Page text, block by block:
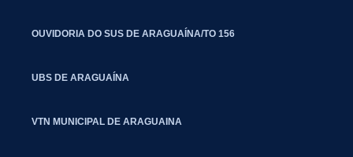
OUVIDORIA DO SUS DE ARAGUAÍNA/TO 156
UBS DE ARAGUAÍNA
VTN MUNICIPAL DE ARAGUAINA